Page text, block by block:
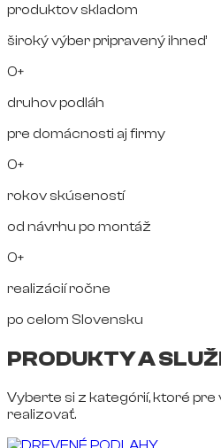
produktov skladom
široký výber pripravený ihneď
0+
druhov podláh
pre domácnosti aj firmy
0+
rokov skúseností
od návrhu po montáž
0+
realizácií ročne
po celom Slovensku
PRODUKTY A
Vyberte si z kategórií, ktoré pre
realizovať.